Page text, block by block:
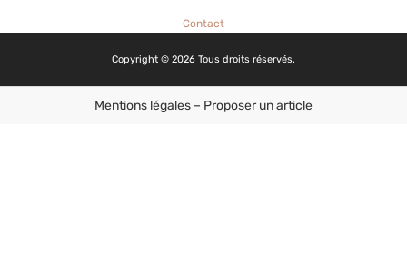
Contact
Copyright © 2026 Tous droits réservés.
Mentions légales – Proposer un article